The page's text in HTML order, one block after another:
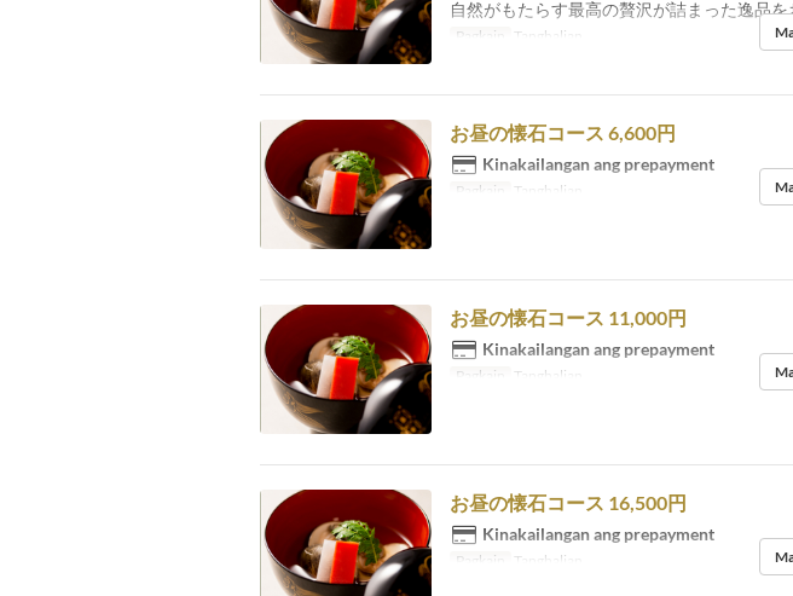
自然がもたらす最高の贅沢が詰まった逸品を
Pagkain Tanghalian
お昼の懐石コース 6,600円
Kinakailangan ang prepayment
Pagkain Tanghalian
お昼の懐石コース 11,000円
Kinakailangan ang prepayment
Pagkain Tanghalian
お昼の懐石コース 16,500円
Kinakailangan ang prepayment
Pagkain Tanghalian